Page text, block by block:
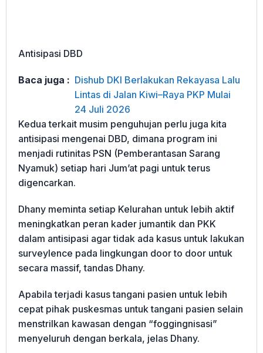
Antisipasi DBD
Baca juga : Dishub DKI Berlakukan Rekayasa Lalu
Lintas di Jalan Kiwi–Raya PKP Mulai
24 Juli 2026
Kedua terkait musim penguhujan perlu juga kita
antisipasi mengenai DBD, dimana program ini
menjadi rutinitas PSN (Pemberantasan Sarang
Nyamuk) setiap hari Jum’at pagi untuk terus
digencarkan.
Dhany meminta setiap Kelurahan untuk lebih aktif
meningkatkan peran kader jumantik dan PKK
dalam antisipasi agar tidak ada kasus untuk lakukan
surveylence pada lingkungan door to door untuk
secara massif, tandas Dhany.
Apabila terjadi kasus tangani pasien untuk lebih
cepat pihak puskesmas untuk tangani pasien selain
menstrilkan kawasan dengan “foggingnisasi”
menyeluruh dengan berkala, jelas Dhany.